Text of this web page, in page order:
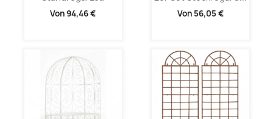
Von94,46 € Von 56,05 €